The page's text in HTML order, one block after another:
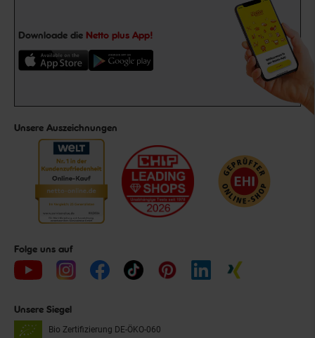
Downloade die Netto plus App!
Unsere Auszeichnungen
Folge uns auf
Unsere Siegel
Bio Zertifizierung DE-ÖKO-060